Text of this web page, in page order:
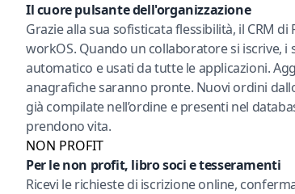
Il cuore pulsante dell'organizzazione
Grazie alla sua sofisticata flessibilità, il CRM
workOS. Quando un collaboratore si iscrive,
automatico e usati da tutte le applicazioni.
anagrafiche saranno pronte. Nuovi ordini
già compilate nell’ordine e presenti nel
prendono vita.
NON PROFIT
Per le non profit, libro soci e tesseramenti
Ricevi le richieste di iscrizione online,